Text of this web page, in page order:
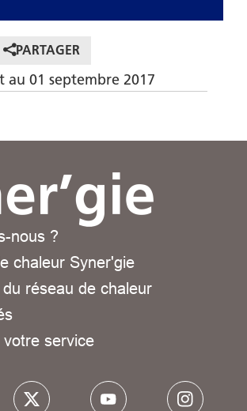
PARTAGER
au 01 septembre 2017
nous ?
chaleur Syner'gie
réseau de chaleur
service